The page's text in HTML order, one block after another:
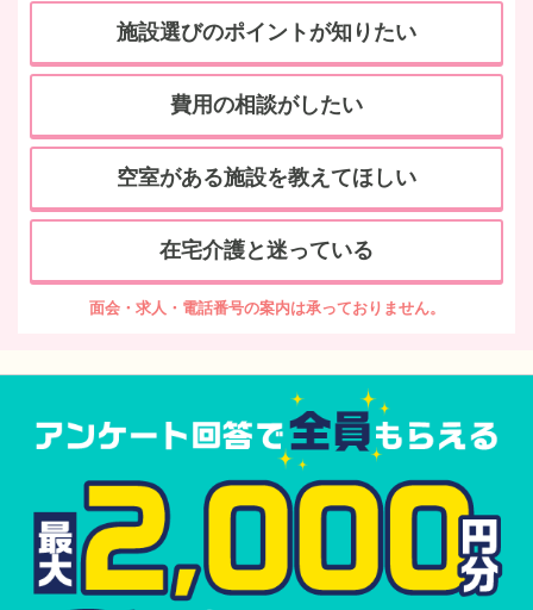
施設選びのポイントが知りたい
費用の相談がしたい
空室がある施設を教えてほしい
在宅介護と迷っている
面会・求人・電話番号の案内は承っておりません。